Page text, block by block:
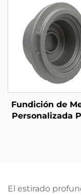
Fundición de
Personalizada
El estirado